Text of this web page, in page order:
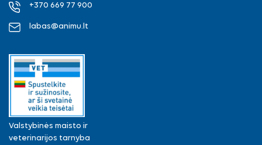
+370 669 77 900
labas@animu.lt
Valstybinės maisto ir
veterinarijos tarnyba